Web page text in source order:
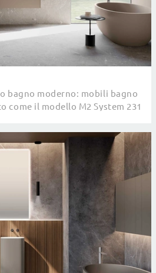
bagno moderno: mobili bagno
come il modello M2 System 231